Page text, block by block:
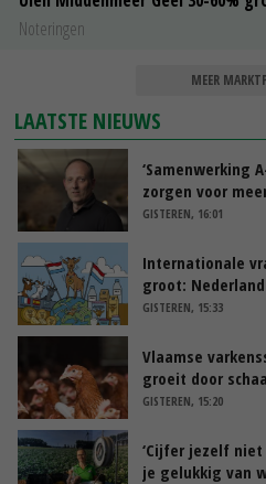
Noteringen
MEER
LAATSTE NIEUWS
‘Samenwerking
zorgen voor
GISTEREN, 16:01
Internationale
groot:
GISTEREN, 15:33
Vlaamse
groeit door
GISTEREN, 15:20
‘Cijfer jezelf
je gelukkig van